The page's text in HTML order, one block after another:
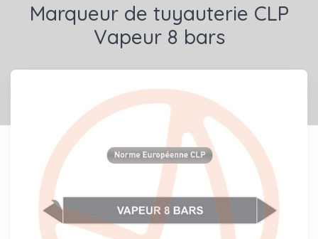
Marqueur de tuyauterie CLP
Vapeur 8 bars